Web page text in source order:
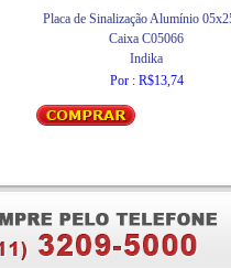
Placa de Sinalização Alumínio
Caixa C05066
Indika
Por : R$13,74